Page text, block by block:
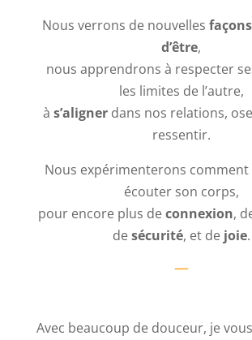
Nous verrons de nouvelles
d’être,
nous apprendrons à respecter
les limites de l’autre,
à s’alignerdans nos relations,
ressentir.
Nous expérimenterons
écouter son corps,
pour encore plus deconnexion,
desécurité, et de joie.
—
Avec beaucoup de douceur, je